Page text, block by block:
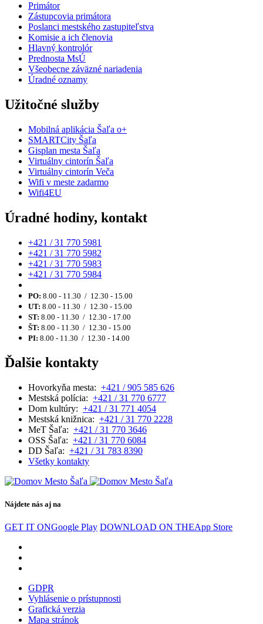
Primátor
Zástupcovia primátora
Poslanci mestského zastupiteľstva
Komisie a ich členovia
Hlavný kontrolór
Prednosta MsÚ
Všeobecne záväzné nariadenia
Úradné oznamy
Užitočné služby
Mobilná aplikácia Šaľa o+
SMARTCity Šaľa
Gisplan mesta Šaľa
Virtuálny cintorín Šaľa
Virtuálny cintorín Veča
Wifi v meste zadarmo
Wifi4EU
Úradné hodiny, kontakt
+421 / 31 770 5981
+421 / 31 770 5982
+421 / 31 770 5983
+421 / 31 770 5984
PO: 8.00 - 11.30 / 12.30 - 15.00
UT: 8.00 - 11.30 / 12.30 - 15.00
ST: 8.00 - 11.30 / 12.30 - 17.00
ŠT: 8.00 - 11.30 / 12.30 - 15.00
PI: 8.00 - 11.30 / 12.30 - 14.00
Ďalšie kontakty
Hovorkyňa mesta: +421 / 905 585 626
Mestská polícia: +421 / 31 770 6777
Dom kultúry: +421 / 31 771 4054
Mestská knižnica: +421 / 31 770 2228
MeT Šaľa: +421 / 31 770 3646
OSS Šaľa: +421 / 31 770 6084
DD Šaľa: +421 / 31 783 8390
Všetky kontakty
Nájdete nás aj na
GET IT ONGoogle Play DOWNLOAD ON THEApp Store
GDPR
Vyhlásenie o prístupnosti
Grafická verzia
Mapa stránok